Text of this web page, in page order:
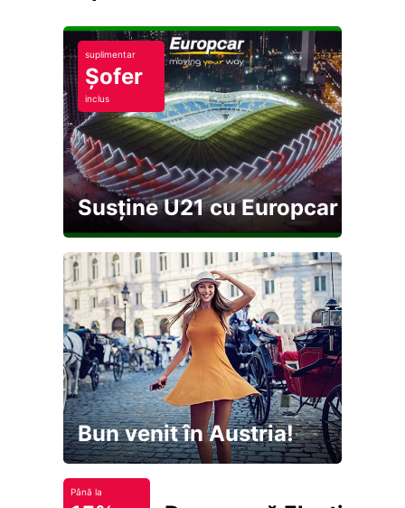
suplimentar
Șofer
inclus
Susține U21 cu Europcar
Bun venit în Austria!
Până la